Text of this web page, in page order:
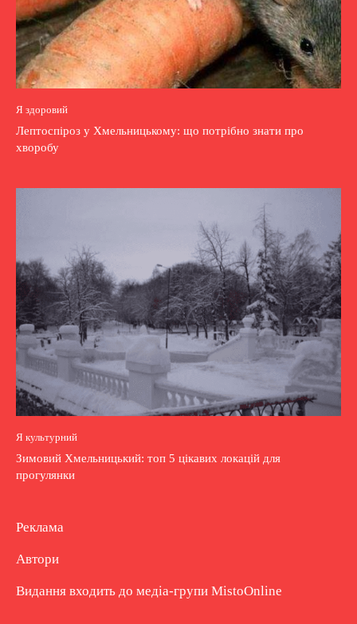
Я здоровий
Лептоспіроз у Хмельницькому: що потрібно знати про
хворобу
Я культурний
Зимовий Хмельницький: топ 5 цікавих локацій для
прогулянки
Реклама
Автори
Видання входить до медіа-групи MistoOnline